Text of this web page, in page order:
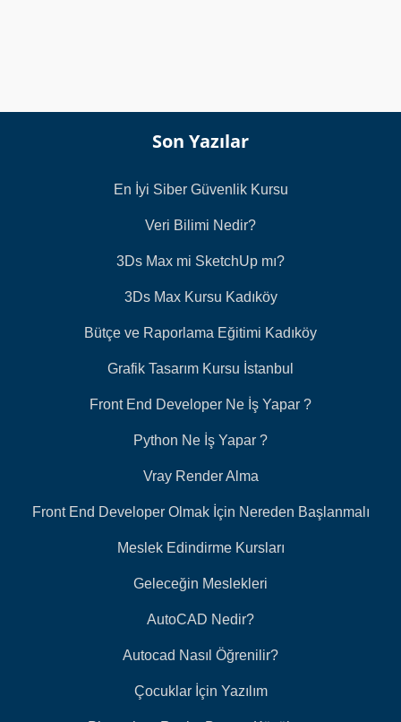
Son Yazılar
En İyi Siber Güvenlik Kursu
Veri Bilimi Nedir?
3Ds Max mi SketchUp mı?
3Ds Max Kursu Kadıköy
Bütçe ve Raporlama Eğitimi Kadıköy
Grafik Tasarım Kursu İstanbul
Front End Developer Ne İş Yapar ?
Python Ne İş Yapar ?
Vray Render Alma
Front End Developer Olmak İçin Nereden Başlanmalı
Meslek Edindirme Kursları
Geleceğin Meslekleri
AutoCAD Nedir?
Autocad Nasıl Öğrenilir?
Çocuklar İçin Yazılım